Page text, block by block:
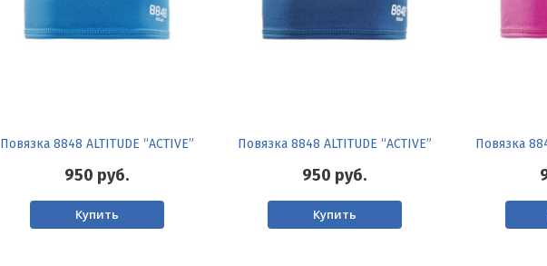
Повязка 8848 ALTITUDE “ACTIVE”
950 руб.
Купить
Повязка 8848 ALTITUDE “ACTIVE”
950 руб.
Купить
Повязка